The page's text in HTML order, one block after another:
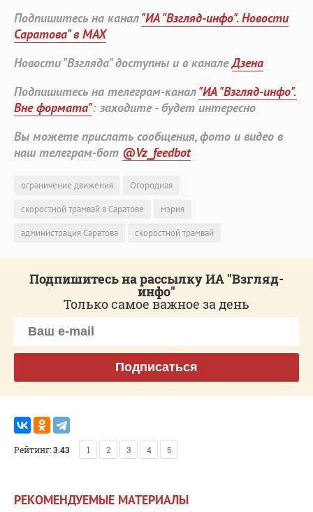
Подпишитесь на канал"ИА "Взгляд-инфо". Новости
Саратова" в MAX
Новости "Взгляда" доступны и в каналеДзена
Подпишитесь на телеграм-канал"ИА "Взгляд-инфо".
Вне формата": заходите - будет интересно
Вы можете прислать сообщения, фото и видео в
наш телеграм-бот @Vz_feedbot
ограничение движения
Огородная
скоростной трамвай в Саратове
мэрия
администрация Саратова
скоростной трамвай
Подпишитесь на рассылку ИА "Взгляд-
инфо"
Только самое важное за день
Подписаться
Рейтинг:3.43 1 2 3 4 5
РЕКОМЕНДУЕМЫЕ МАТЕРИАЛЫ